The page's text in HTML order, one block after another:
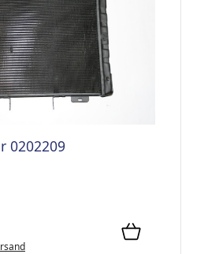
0202209